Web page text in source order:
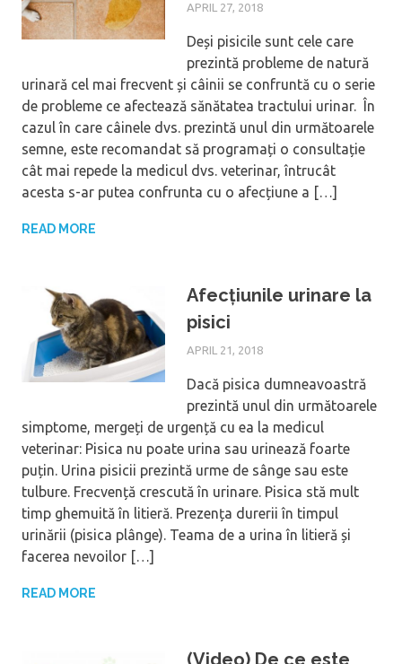
APRIL 27, 2018
Deși pisicile sunt cele care
prezintă probleme de natură
urinară cel mai frecvent și câinii se confruntă cu o serie
de probleme ce afectează sănătatea tractului urinar. În
cazul în care câinele dvs. prezintă unul din următoarele
semne, este recomandat să programați o consultație
cât mai repede la medicul dvs. veterinar, întrucât
acesta s-ar putea confrunta cu o afecțiune a […]
READ MORE
Afecțiunile urinare la
pisici
APRIL 21, 2018
Dacă pisica dumneavoastră
prezintă unul din următoarele
simptome, mergeți de urgență cu ea la medicul
veterinar: Pisica nu poate urina sau urinează foarte
puțin. Urina pisicii prezintă urme de sânge sau este
tulbure. Frecvență crescută în urinare. Pisica stă mult
timp ghemuită în litieră. Prezența durerii în timpul
urinării (pisica plânge). Teama de a urina în litieră și
facerea nevoilor […]
READ MORE
(Video) De ce este